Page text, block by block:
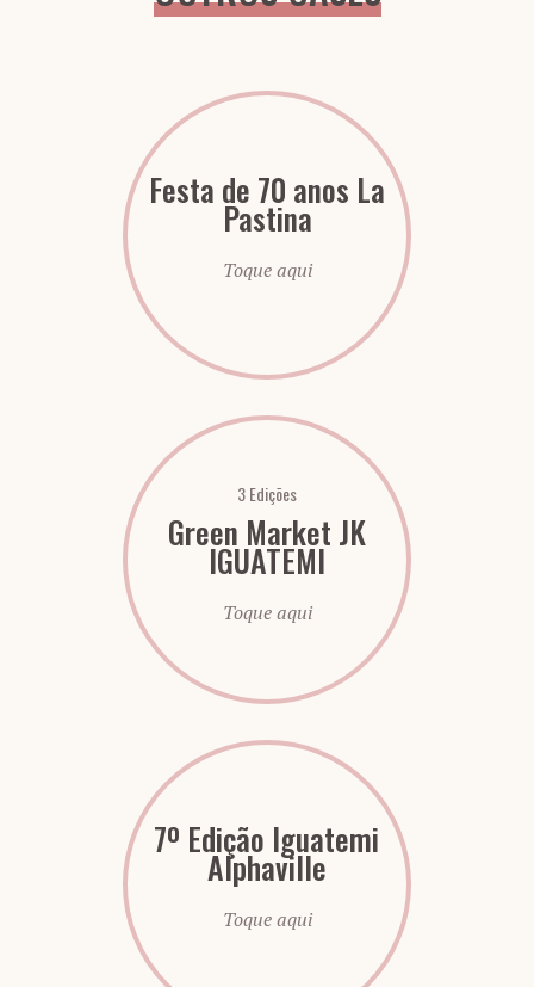
Festa de 70 anos La
Pastina
Toque aqui
3 Edições
Green Market JK
IGUATEMI
Toque aqui
7º Edição Iguatemi
Alphaville
Toque aqui